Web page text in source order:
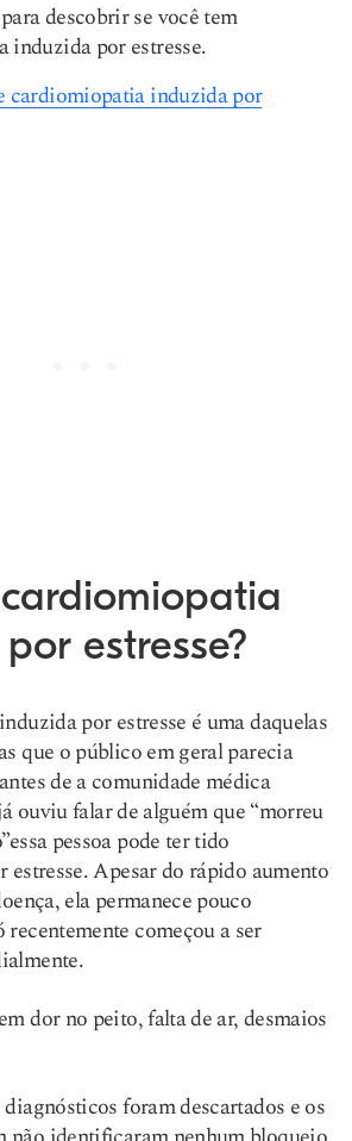
descobrir se você tem
induzida por estresse.
cardiomiopatia induzida por
estresse?
por estresse é uma daquelas
que o público em geral parecia
de a comunidade médica
ouviu falar de alguém que “morreu
essa pessoa pode ter tido
estresse. Apesar do rápido aumento
ela permanece pouco
recentemente começou a ser
dor no peito, falta de ar, desmaios
foram descartados e os